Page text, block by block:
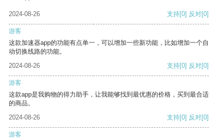
2024-08-26 支持[0] 反对[0]
游客
这款加速器app的功能有点单一，可以增加一些新功能，比如增加一个自
动切换线路的功能。
2024-08-26
支持[0] 反对[0]
游客
这款app是我购物的得力助手，让我能够找到最优惠的价格，买到最合适
的商品。
2024-08-26
支持[0] 反对[0]
游客